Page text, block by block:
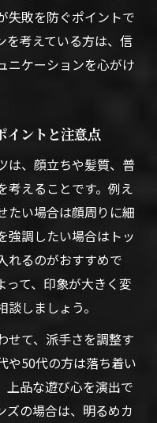
失敗を防ぐポイントで
を考えている方は、信
ニケーションを心がけ
イントと注意点
は、顔立ちや髪質、普
考えることです。例え
たい場合は顔周りに細
強調したい場合はトッ
れるのがおすすめで
って、印象が大きく変
しましょう。
せて、派手さを調整す
や50代の方は落ち着い
上品な遊び心を演出で
ズの場合は、明るめカ